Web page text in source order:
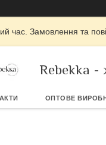
час. Замовлення та
Rebekka -
ОПТОВЕ